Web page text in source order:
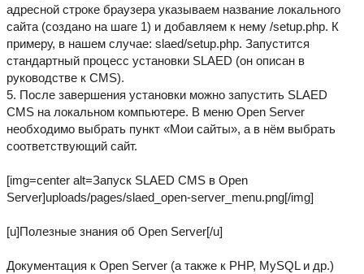
адресной строке браузера указываем название локального
сайта (создано на шаге 1) и добавляем к нему /setup.php. К
примеру, в нашем случае: slaed/setup.php. Запустится
стандартный процесс установки SLAED (он описан в
руководстве к CMS).
5. После завершения установки можно запустить SLAED
CMS на локальном компьютере. В меню Open Server
необходимо выбрать пункт «Мои сайты», а в нём выбрать
соответствующий сайт.
[img=center alt=Запуск SLAED CMS в Open
Server]uploads/pages/slaed_open-server_menu.png[/img]
[u]Полезные знания об Open Server[/u]
Документация к Open Server (а также к PHP, MySQL и др.)